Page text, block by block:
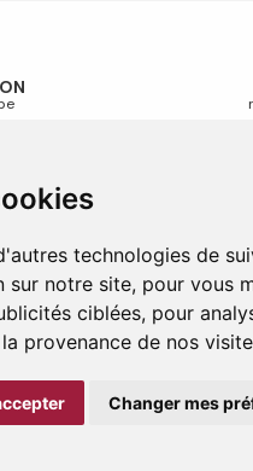
technologies de
notre site, pour vous
ciblées, pour
provenance de nos
Changer mes
Guides et conseils
Guide des tailles
Guide d’entretien
Foire aux questions